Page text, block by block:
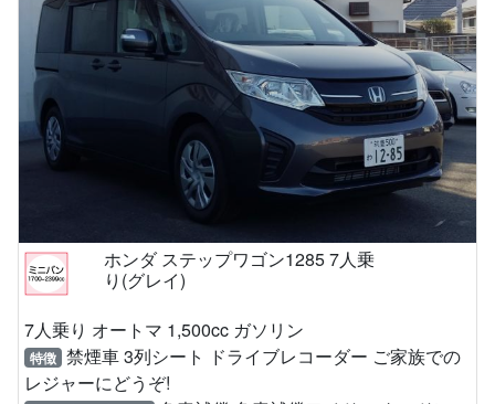
ホンダ ステップワゴン1285 7人乗
り(グレイ)
7人乗り オートマ 1,500cc ガソリン
特徴 禁煙車 3列シート ドライブレコーダー ご家族での
レジャーにどうぞ!